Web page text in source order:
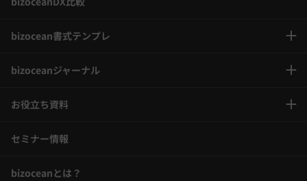
bizocean書式テンプレ
bizoceanジャーナル
お役立ち資料
セミナー情報
bizoceanとは？